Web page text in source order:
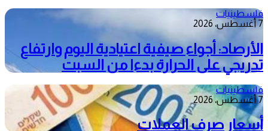
فلسطينيات
7 أغسطس، 2026
الأرصاد: أجواء صيفية اعتيادية اليوم وارتفاع
تدريجي على الحرارة بدءا من السبت
فلسطينيات
7 أغسطس، 2026
أسعار صرف العملات